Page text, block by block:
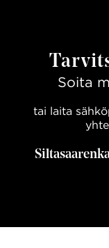
Soita
tai laita